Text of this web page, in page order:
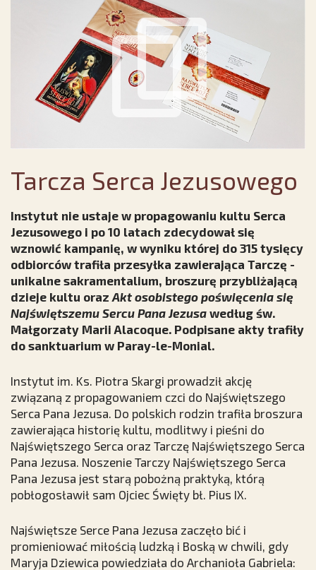
Tarcza Serca Jezusowego
Instytut nie ustaje w propagowaniu kultu Serca
Jezusowego i po 10 latach zdecydował się
wznowić kampanię, w wyniku której do 315 tysięcy
odbiorców trafiła przesyłka zawierająca Tarczę -
unikalne sakramentalium, broszurę przybliżającą
dzieje kultu oraz Akt osobistego poświęcenia się
Najświętszemu Sercu Pana Jezusa według św.
Małgorzaty Marii Alacoque. Podpisane akty trafiły
do sanktuarium w Paray-le-Monial.
Instytut im. Ks. Piotra Skargi prowadził akcję
związaną z propagowaniem czci do Najświętszego
Serca Pana Jezusa. Do polskich rodzin trafiła broszura
zawierająca historię kultu, modlitwy i pieśni do
Najświętszego Serca oraz Tarczę Najświętszego Serca
Pana Jezusa. Noszenie Tarczy Najświętszego Serca
Pana Jezusa jest starą pobożną praktyką, którą
pobłogosławił sam Ojciec Święty bł. Pius IX.
Najświętsze Serce Pana Jezusa zaczęło bić i
promieniować miłością ludzką i Boską w chwili, gdy
Maryja Dziewica powiedziała do Archanioła Gabriela: